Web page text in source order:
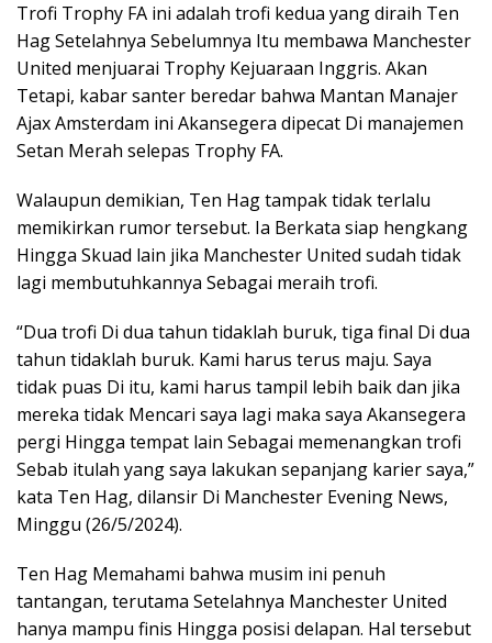
Trofi Trophy FA ini adalah trofi kedua yang diraih Ten
Hag Setelahnya Sebelumnya Itu membawa Manchester
United menjuarai Trophy Kejuaraan Inggris. Akan
Tetapi, kabar santer beredar bahwa Mantan Manajer
Ajax Amsterdam ini Akansegera dipecat Di manajemen
Setan Merah selepas Trophy FA.
Walaupun demikian, Ten Hag tampak tidak terlalu
memikirkan rumor tersebut. Ia Berkata siap hengkang
Hingga Skuad lain jika Manchester United sudah tidak
lagi membutuhkannya Sebagai meraih trofi.
“Dua trofi Di dua tahun tidaklah buruk, tiga final Di dua
tahun tidaklah buruk. Kami harus terus maju. Saya
tidak puas Di itu, kami harus tampil lebih baik dan jika
mereka tidak Mencari saya lagi maka saya Akansegera
pergi Hingga tempat lain Sebagai memenangkan trofi
Sebab itulah yang saya lakukan sepanjang karier saya,”
kata Ten Hag, dilansir Di Manchester Evening News,
Minggu (26/5/2024).
Ten Hag Memahami bahwa musim ini penuh
tantangan, terutama Setelahnya Manchester United
hanya mampu finis Hingga posisi delapan. Hal tersebut